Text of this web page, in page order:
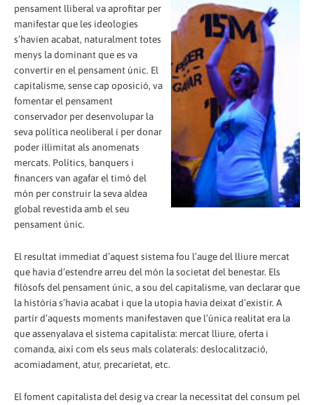
pensament lliberal va aprofitar per
manifestar que les ideologies
s’havien acabat, naturalment totes
menys la dominant que es va
convertir en el pensament únic. El
capitalisme, sense cap oposició, va
fomentar el pensament
conservador per desenvolupar la
seva política neoliberal i per donar
poder il·limitat als anomenats
mercats. Polítics, banquers i
financers van agafar el timó del
món per construir la seva aldea
global revestida amb el seu
pensament únic.
El resultat immediat d’aquest sistema fou l’auge del lliure mercat
que havia d’estendre arreu del món la societat del benestar. Els
filòsofs del pensament únic, a sou del capitalisme, van declarar que
la història s’havia acabat i que la utopia havia deixat d’existir. A
partir d’aquests moments manifestaven que l’única realitat era la
que assenyalava el sistema capitalista: mercat lliure, oferta i
comanda, així com els seus mals colaterals: deslocalització,
acomiadament, atur, precarietat, etc.
El foment capitalista del desig va crear la necessitat del consum pel